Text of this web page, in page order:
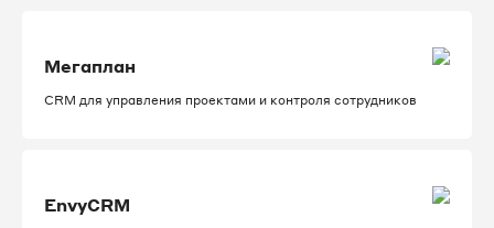
Мегаплан
CRM для управления проектами и контроля сотрудников
EnvyCRM